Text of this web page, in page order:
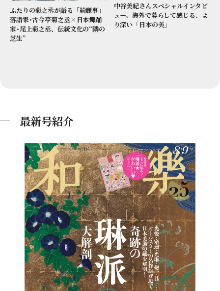
ふたりの菊之丞が語る「綺麗事」
落語家･古今亭菊之丞×日本舞踊
家･尾上菊之丞、伝統文化の“隣の
芝生”
中谷美紀さんスペシャルインタビ
ュー。海外で暮らして感じる、よ
り深い「日本の美」
最新号紹介